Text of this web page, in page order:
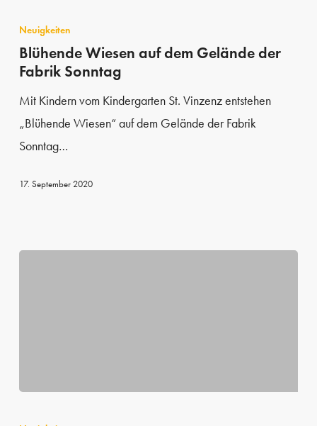
Wiesen
auf
dem
Gelände
der
Fabrik
Neuigkeiten
Blühende Wiesen auf dem Gelände der
Fabrik Sonntag
Mit Kindern vom Kindergarten St. Vinzenz entstehen
„Blühende Wiesen“ auf dem Gelände der Fabrik
Sonntag…
17. September 2020